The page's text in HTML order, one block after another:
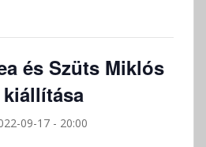
és Szüts Miklós
09-17 - 20:00